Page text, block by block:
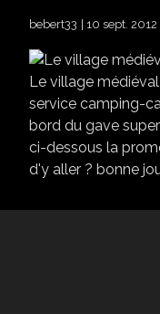
bebert33 10 sept. 2012
Le village
service camping-
bord du gave
ci-dessous la
d'y aller ? bonne